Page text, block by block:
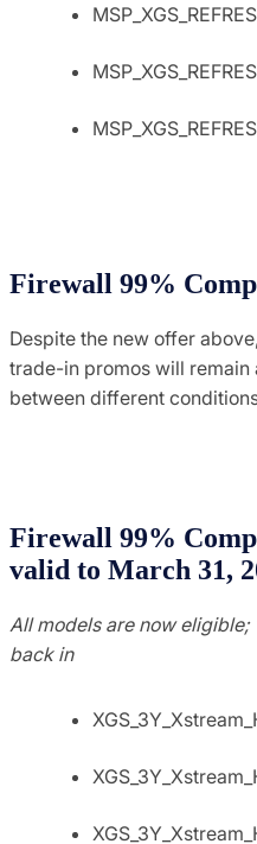
Firewall 99%
Despite the new offer
trade-in promos will
between different
Firewall 99%
valid to March 31,
All models are now eligible;
back in